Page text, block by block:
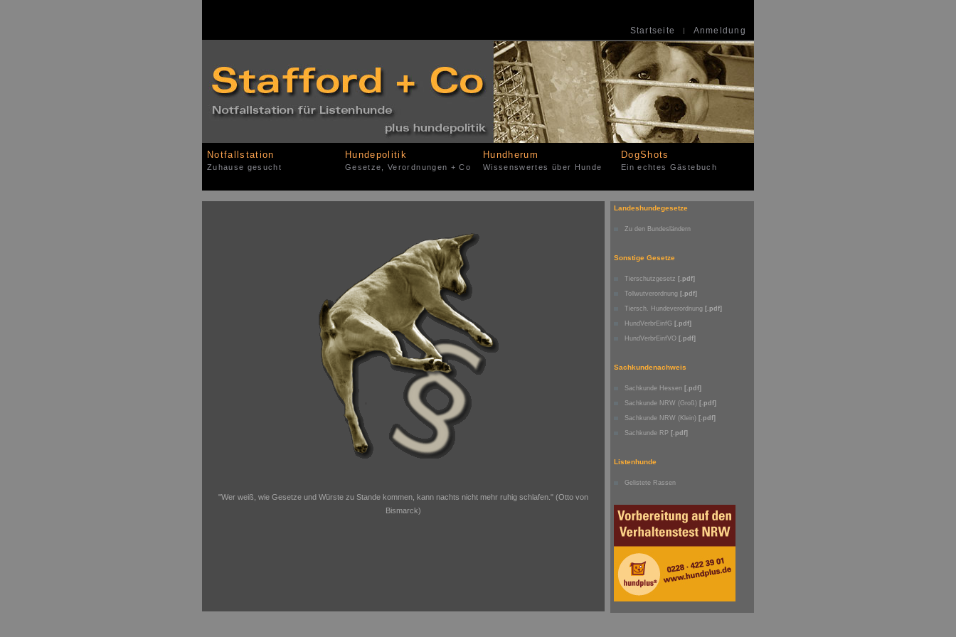
Startseite Anmeldung
Notfallstation
Zuhause gesucht
Hundepolitik
Gesetze, Verordnungen + Co
Hundherum
Wissenswertes über Hunde
DogShots
Ein echtes Gästebuch
"Wer weiß, wie Gesetze und Würste zu Stande kommen, kann nachts nicht mehr ruhig schlafen." (Otto von
Bismarck)
Landeshundegesetze
Zu den Bundesländern
Sonstige Gesetze
Tierschutzgesetz [.pdf]
Tollwutverordnung [.pdf]
Tiersch. Hundeverordnung [.pdf]
HundVerbrEinfG [.pdf]
HundVerbrEinfVO [.pdf]
Sachkundenachweis
Sachkunde Hessen [.pdf]
Sachkunde NRW (Groß) [.pdf]
Sachkunde NRW (Klein) [.pdf]
Sachkunde RP [.pdf]
Listenhunde
Gelistete Rassen